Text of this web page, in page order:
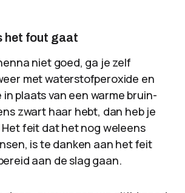
het fout gaat
niet goed, ga je zelf
met waterstofperoxide en
plaats van een warme bruin-
zwart haar hebt, dan heb je
Het feit dat het nog weleens
is te danken aan het feit
aan de slag gaan.